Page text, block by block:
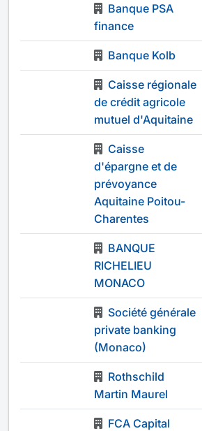
Banque PSA
finance
Banque Kolb
Caisse régionale
de crédit agricole
mutuel d'Aquitaine
Caisse
d'épargne et de
prévoyance
Aquitaine Poitou-
Charentes
BANQUE
RICHELIEU
MONACO
Société générale
private banking
(Monaco)
Rothschild
Martin Maurel
FCA Capital